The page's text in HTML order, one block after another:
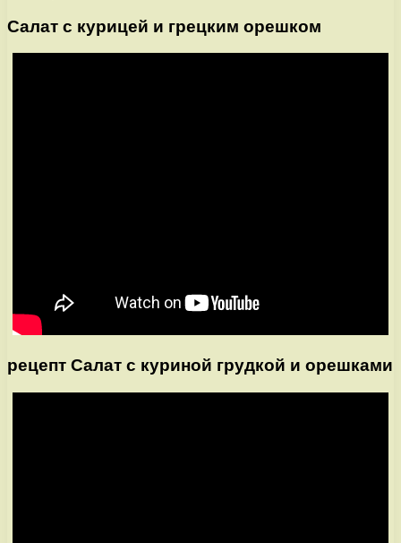
Салат с курицей и грецким орешком
рецепт Салат с куриной грудкой и орешками